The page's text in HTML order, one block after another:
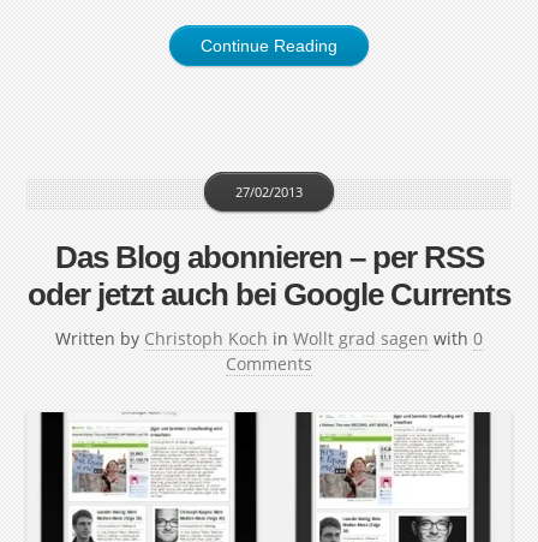
Continue Reading
Das Blog abonnieren – per RSS
oder jetzt auch bei Google Currents
Written by Christoph Koch
27/02/2013
in Wollt grad sagen with 0
Comments